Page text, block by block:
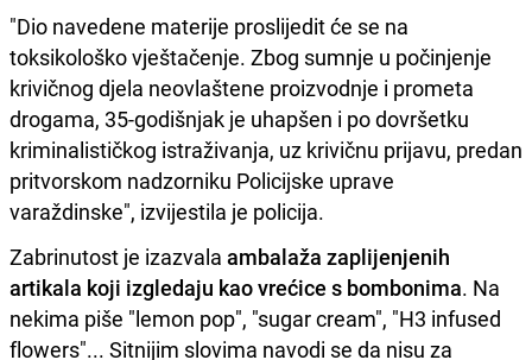
"Dio navedene materije proslijedit će se na
toksikološko vještačenje. Zbog sumnje u počinjenje
krivičnog djela neovlaštene proizvodnje i prometa
drogama, 35-godišnjak je uhapšen i po dovršetku
kriminalističkog istraživanja, uz krivičnu prijavu, predan
pritvorskom nadzorniku Policijske uprave
varaždinske", izvijestila je policija.
Zabrinutost je izazvala ambalaža zaplijenjenih
artikala koji izgledaju kao vrećice s bombonima. Na
nekima piše "lemon pop", "sugar cream", "H3 infused
flowers"... Sitnijim slovima navodi se da nisu za